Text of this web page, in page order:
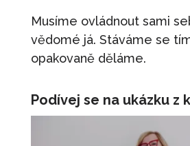
Musíme ovládnout sami
vědomé já. Stáváme se
opakovaně děláme.
Podívej se na ukázku z